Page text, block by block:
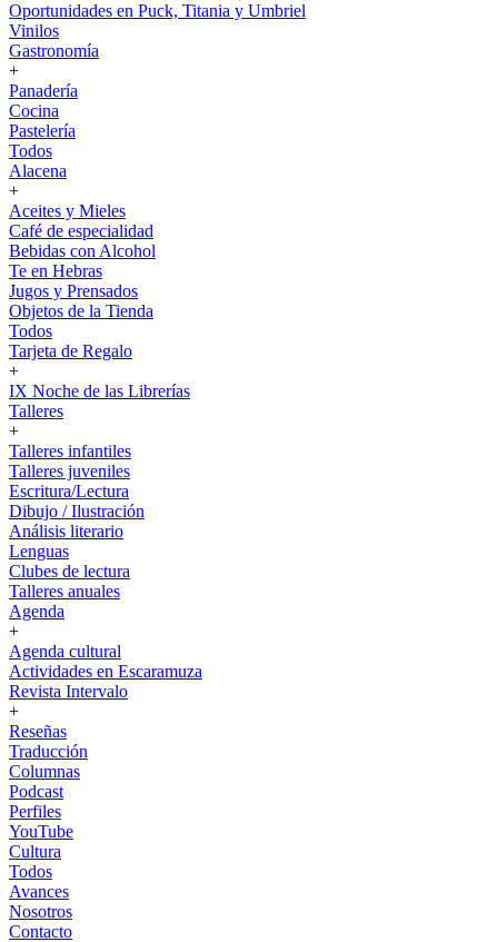
Oportunidades en Puck, Titania y Umbriel
Vinilos
Gastronomía
+
Panadería
Cocina
Pastelería
Todos
Alacena
+
Aceites y Mieles
Café de especialidad
Bebidas con Alcohol
Te en Hebras
Jugos y Prensados
Objetos de la Tienda
Todos
Tarjeta de Regalo
+
IX Noche de las Librerías
Talleres
+
Talleres infantiles
Talleres juveniles
Escritura/Lectura
Dibujo / Ilustración
Análisis literario
Lenguas
Clubes de lectura
Talleres anuales
Agenda
+
Agenda cultural
Actividades en Escaramuza
Revista Intervalo
+
Reseñas
Traducción
Columnas
Podcast
Perfiles
YouTube
Cultura
Todos
Avances
Nosotros
Contacto